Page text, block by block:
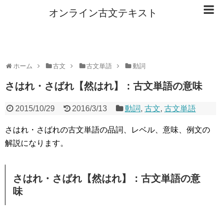
オンライン古文テキスト
ホーム 古文 古文単語 動詞
さはれ・さばれ【然はれ】：古文単語の意味
2015/10/29 2016/3/13 動詞,古文,古文単語
さはれ・さばれの古文単語の品詞、レベル、意味、例文の
解説になります。
さはれ・さばれ【然はれ】：古文単語の意
味